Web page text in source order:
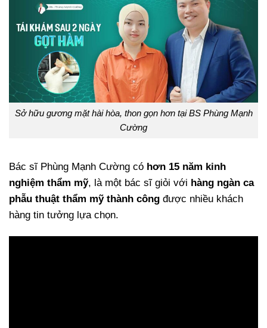
Sở hữu gương mặt hài hòa, thon gọn hơn tại BS Phùng Mạnh
Cường
Bác sĩ Phùng Mạnh Cường có hơn 15 năm kinh
nghiệm thẩm mỹ, là một bác sĩ giỏi với hàng ngàn ca
phẫu thuật thẩm mỹ thành công được nhiều khách
hàng tin tưởng lựa chọn.